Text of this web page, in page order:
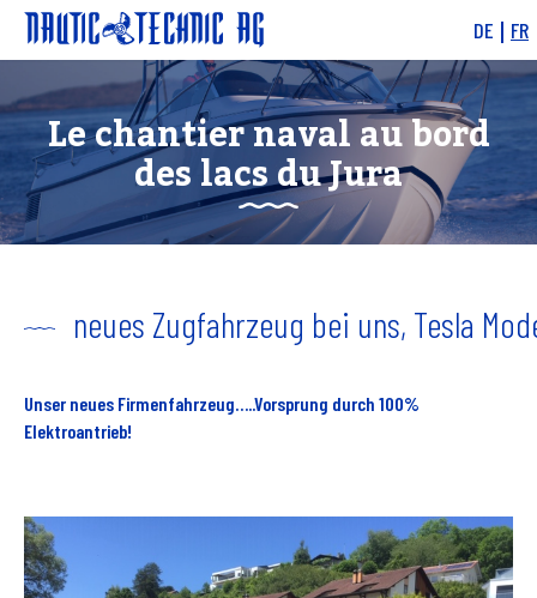
News & Events
Bateaux
Moteurs
Offres
Service
Chantier
Charity
Links
DE FR
Le chantier naval au bord
des lacs du Jura
neues Zugfahrzeug bei uns, Tesla
Unser neues Firmenfahrzeug…..Vorsprung durch 100%
Elektroantrieb!